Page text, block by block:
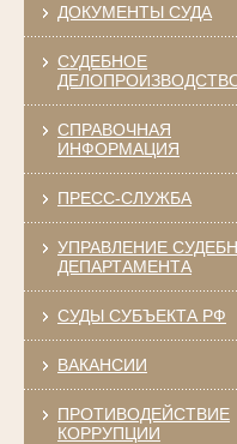
ДОКУМЕНТЫ СУДА
СУДЕБНОЕ
СПРАВОЧНАЯ
ИНФОРМАЦИЯ
ПРЕСС-СЛУЖБА
УПРАВЛЕНИЕ
ДЕПАРТАМЕНТА
СУДЫ СУБЪЕКТА РФ
ВАКАНСИИ
ПРОТИВОДЕЙСТВИЕ
КОРРУПЦИИ